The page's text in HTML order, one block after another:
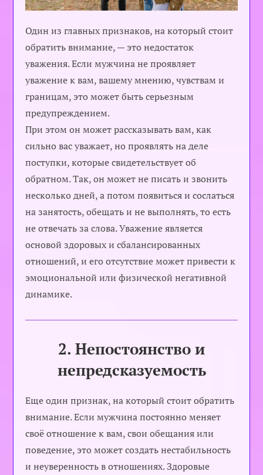
Один из главных признаков, на который стоит
обратить внимание, — это недостаток
уважения. Если мужчина не проявляет
уважение к вам, вашему мнению, чувствам и
границам, это может быть серьезным
предупреждением.
При этом он может рассказывать вам, как
сильно вас уважает, но проявлять на деле
поступки, которые свидетельствует об
обратном. Так, он может не писать и звонить
несколько дней, а потом появиться и сослаться
на занятость, обещать и не выполнять, то есть
не отвечать за слова. Уважение является
основой здоровых и сбалансированных
отношений, и его отсутствие может привести к
эмоциональной или физической негативной
динамике.
2. Непостоянство и
непредсказуемость
Еще один признак, на который стоит обратить
внимание. Если мужчина постоянно меняет
своё отношение к вам, свои обещания или
поведение, это может создать нестабильность
и неуверенность в отношениях. Здоровые